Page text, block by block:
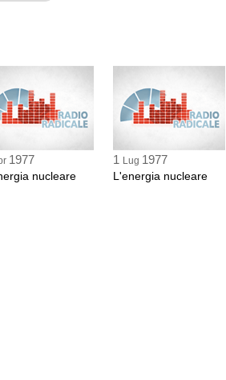
1977
nucleare
1 Lug 1977
L'energia nucleare